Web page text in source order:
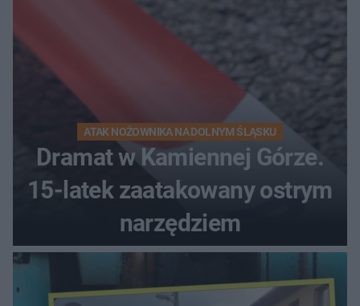
ATAK NOŻOWNIKA NA DOLNYM ŚLĄSKU
Dramat w Kamiennej Górze.
15-latek zaatakowany ostrym
narzędziem